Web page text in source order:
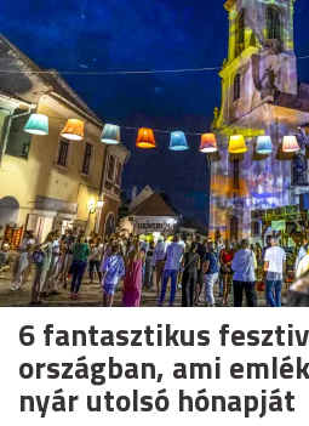
6 fantasztikus
országban, ami
nyár utolsó hónapját